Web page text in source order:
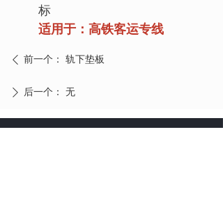
标
适用于：高铁客运专线
ꄴ 前一个： 轨下垫板
ꄲ 后一个： 无